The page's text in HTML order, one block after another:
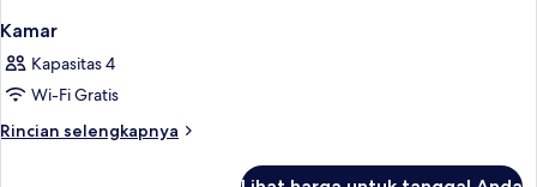
Kamar
Kapasitas 4
Wi-Fi Gratis
Rincian selengkapnya
Rincian